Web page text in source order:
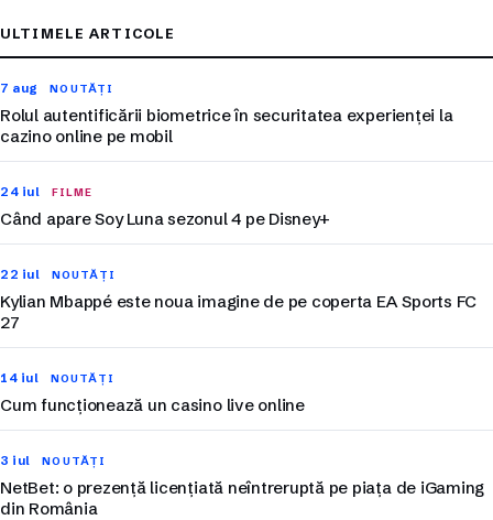
ULTIMELE ARTICOLE
7 aug NOUTĂȚI
Rolul autentificării biometrice în securitatea experienței la
cazino online pe mobil
24 iul FILME
Când apare Soy Luna sezonul 4 pe Disney+
22 iul NOUTĂȚI
Kylian Mbappé este noua imagine de pe coperta EA Sports FC
27
14 iul NOUTĂȚI
Cum funcționează un casino live online
3 iul NOUTĂȚI
NetBet: o prezență licențiată neîntreruptă pe piața de iGaming
din România